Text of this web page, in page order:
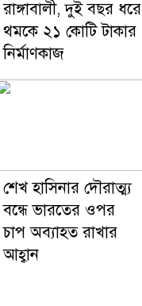
রাঙ্গাবালী, দুই বছর ধরে
থমকে ২১ কোটি টাকার
নির্মাণকাজ
শেখ হাসিনার দৌরাত্ম্য
বন্ধে ভারতের ওপর
চাপ অব্যাহত রাখার
আহ্বান